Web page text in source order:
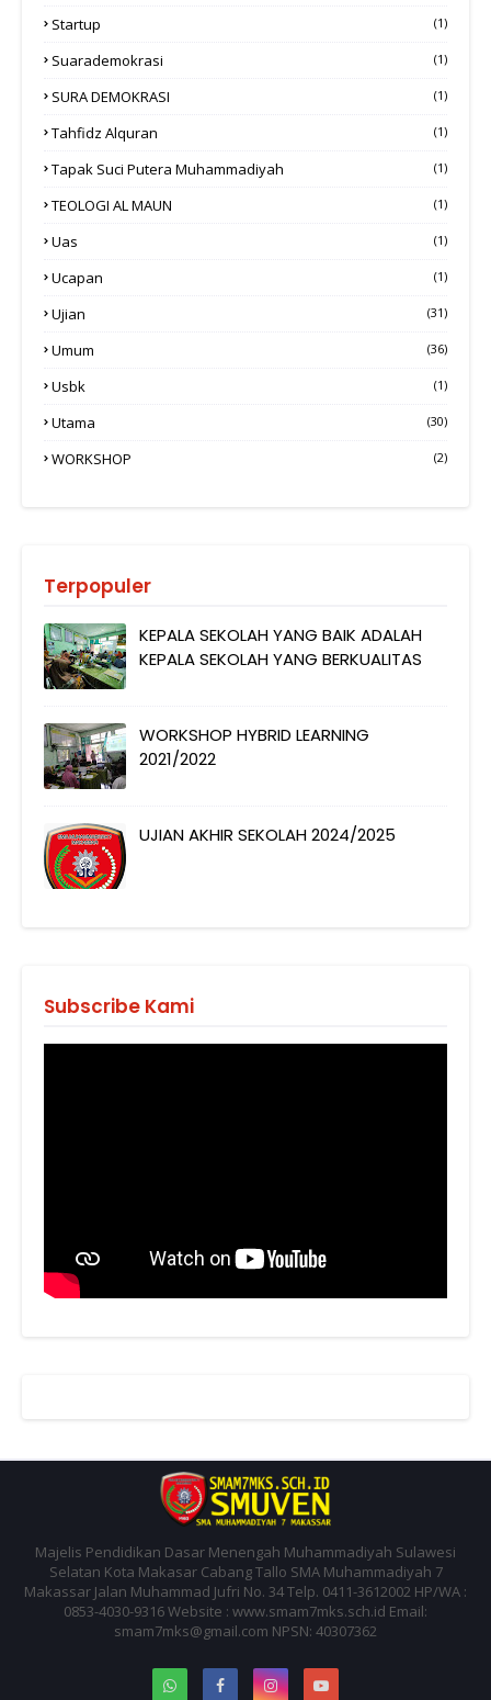
Startup (1)
Suarademokrasi (1)
SURA DEMOKRASI (1)
Tahfidz Alquran (1)
Tapak Suci Putera Muhammadiyah (1)
TEOLOGI AL MAUN (1)
Uas (1)
Ucapan (1)
Ujian (31)
Umum (36)
Usbk (1)
Utama (30)
WORKSHOP (2)
Terpopuler
KEPALA SEKOLAH YANG BAIK ADALAH
KEPALA SEKOLAH YANG BERKUALITAS
WORKSHOP HYBRID LEARNING
2021/2022
UJIAN AKHIR SEKOLAH 2024/2025
Subscribe Kami
Majelis Pendidikan Dasar Menengah Muhammadiyah Sulawesi
Selatan Kota Makasar Cabang Tallo SMA Muhammadiyah 7
Makassar Jalan Muhammad Jufri No. 34 Telp. 0411-3612002 HP/WA :
0853-4030-9316 Website : www.smam7mks.sch.id Email:
smam7mks@gmail.com NPSN: 40307362